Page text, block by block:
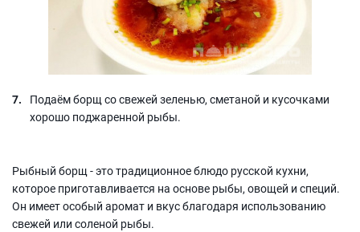
Подаём борщ со свежей зеленью, сметаной и кусочками
хорошо поджаренной рыбы.
Рыбный борщ - это традиционное блюдо русской кухни,
которое приготавливается на основе рыбы, овощей и специй.
Он имеет особый аромат и вкус благодаря использованию
свежей или соленой рыбы.